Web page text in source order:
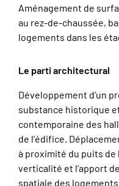
Aménagement de
au rez-de-chaussée,
logements dans les
Le parti architectural
Développement d’un
substance historique
contemporaine des
de l’édifice.
à proximité du puits
verticalité et l’apport
spatiale des